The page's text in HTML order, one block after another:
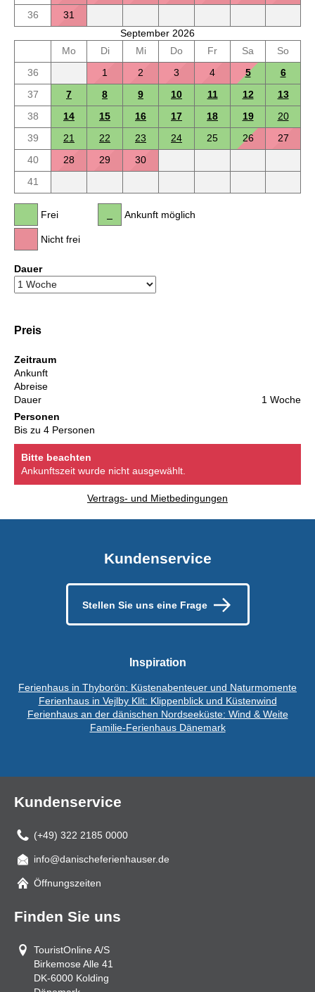
36
31
September 2026
Mo
Di Mi Do Fr Sa
So
36
1 2 3 4 5
6
37
7 8 9 10 11 12
13
38
14 15 16 17 18 19
20
39
21 22 23 24 25 26
27
40
28 29
30
41
Frei
Nicht frei
Ankunft möglich
Dauer
Preis
Zeitraum
Ankunft
Abreise
Dauer
1 Woche
Personen
Bis zu 4 Personen
Bitte beachten
Ankunftszeit wurde nicht ausgewählt.
Vertrags- und Mietbedingungen
Kundenservice
Stellen Sie uns eine Frage
Inspiration
Ferienhaus in Thyborön: Küstenabenteuer und Naturmomente
Ferienhaus in Vejlby Klit: Klippenblick und Küstenwind
Ferienhaus an der dänischen Nordseeküste: Wind & Weite
Familie-Ferienhaus Dänemark
Kundenservice
(+49) 322 2185 0000
Mail
info@danischeferienhauser.de
Öffnungszeiten
Finden Sie uns
TouristOnline A/S
Birkemose Alle 41
DK-6000 Kolding